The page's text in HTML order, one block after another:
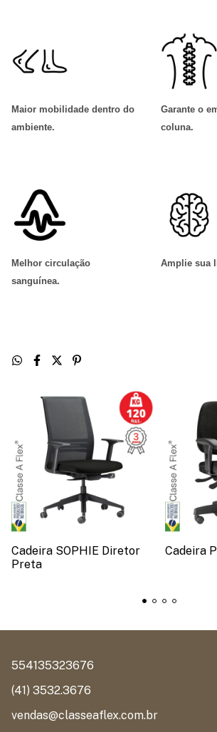
Maior mobilidade dentro do
ambiente.
Garante o
coluna.
Melhor circulação
sanguínea.
Amplie sua
Cadeira SOPHIE Diretor
Preta
Cadeira
554135323676
(41) 3532.3676
vendas@classeaflex.com.br